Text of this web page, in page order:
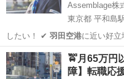
Assemblage株
東京都 平和島
したい！ ✔ 羽田空港に近い好
タクシー会… はわずか30％！羽
より、羽田空港 専用レーンでの
東京 大田区 平和島駅
🚖月65万円
障】転職応